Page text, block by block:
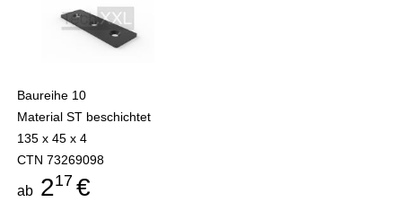
Baureihe 10
Material ST beschichtet
135 x 45 x 4
CTN 73269098
ab 217 €